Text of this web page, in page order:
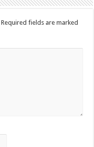
Required fields are marked